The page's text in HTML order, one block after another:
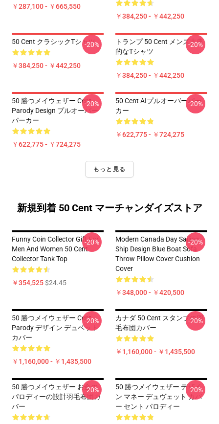
￥287,100 - ￥665,550
￥384,250 - ￥442,250
50 Cent クラシックTシャツ
￥384,250 - ￥442,250
-20%
トランプ 50 Cent メンズ古典
的なTシャツ
￥384,250 - ￥442,250
-20%
50 勝つメイウェザー Cent
Parody Design プルオーバー
パーカー
￥622,775 - ￥724,275
-20%
50 Cent AIプルオーバーパー
カー
￥622,775 - ￥724,275
-20%
もっと見る
新規到着 50 Cent マーチャンダイズストア
Funny Coin Collector Gift For
Men And Women 50 Cent
Collector Tank Top
￥354,525$24.45
-20%
Modern Canada Day Sailing
Ship Design Blue Boat Sofa
Throw Pillow Cover Cushion
Cover
￥348,000 - ￥420,500
-20%
50 勝つメイウェザー Cent
Parody デザイン デュベット
カバー
￥1,160,000 - ￥1,435,500
-20%
カナダ 50 Cent スタンプの羽
毛布団カバー
￥1,160,000 - ￥1,435,500
-20%
50 勝つメイウェザー お金の
パロディーの設計羽毛布団カ
バー
-20%
50 勝つメイウェザー デザイ
ン マネー デュヴェット カバ
ー セント パロディー
-20%